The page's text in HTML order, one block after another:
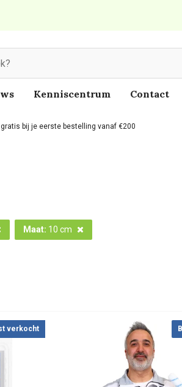
Kenniscentrum Contact
bij je eerste bestelling vanaf €200
Maat: 10 cm
verkocht